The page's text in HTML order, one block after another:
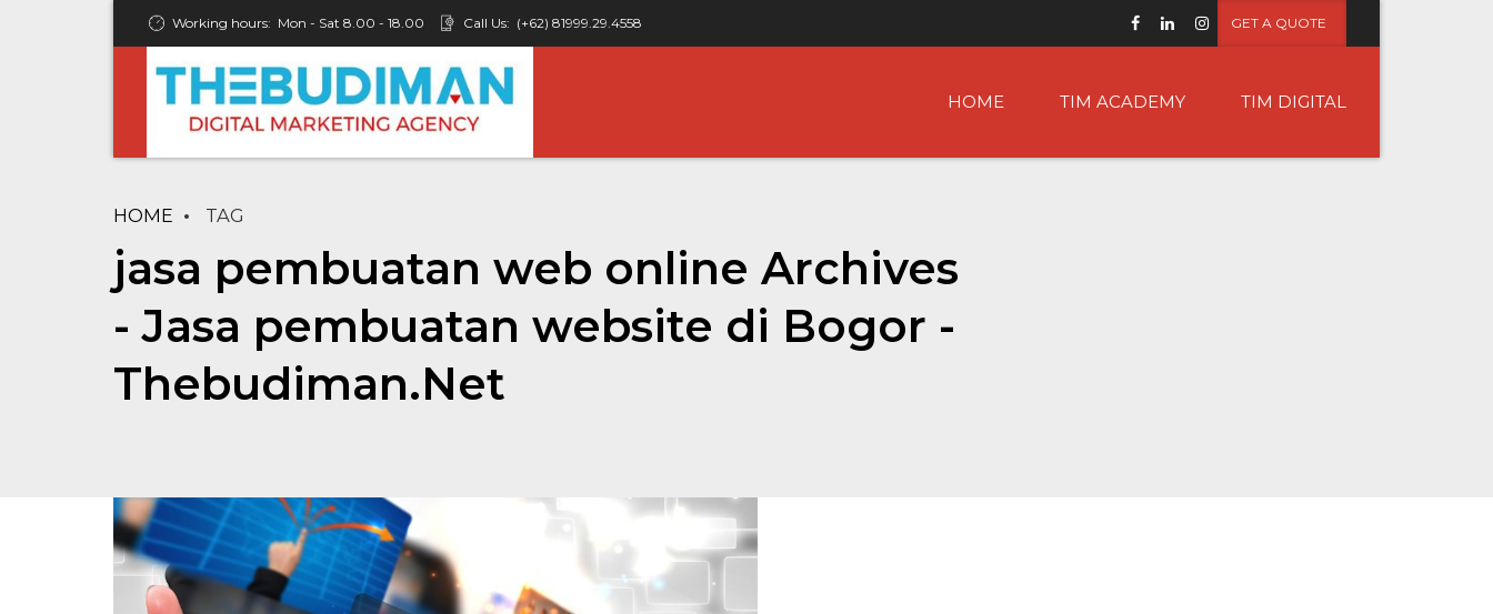
Working hours: Mon - Sat 8.00 - 18.00 Call Us: (+62) 81999.29.4558 GET A QUOTE
HOME TIM ACADEMY TIM DIGITAL
HOME TAG
jasa pembuatan web online Archives
- Jasa pembuatan website di Bogor -
Thebudiman.Net